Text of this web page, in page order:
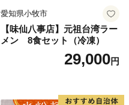
愛知県小牧市
【味仙八事店】元祖台湾ラー
メン 8食セット（冷凍）
29,000円